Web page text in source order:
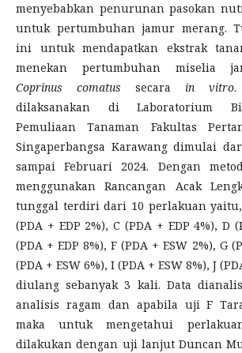
menyebabkan penurunan pasokan
untuk pertumbuhan jamur merang.
ini untuk mendapatkan ekstrak
menekan pertumbuhan miselia
Coprinus comatus secara in vitro.
dilaksanakan di Laboratorium
Pemuliaan Tanaman Fakultas
Singaperbangsa Karawang dimulai
sampai Februari 2024. Dengan
menggunakan Rancangan Acak
tunggal terdiri dari 10 perlakuan yaitu,
(PDA + EDP 2%), C (PDA + EDP 4%), D
(PDA + EDP 8%), F (PDA + ESW 2%), G
(PDA + ESW 6%), I (PDA + ESW 8%), J
diulang sebanyak 3 kali. Data
analisis ragam dan apabila uji F
maka untuk mengetahui
dilakukan dengan uji lanjut Duncan